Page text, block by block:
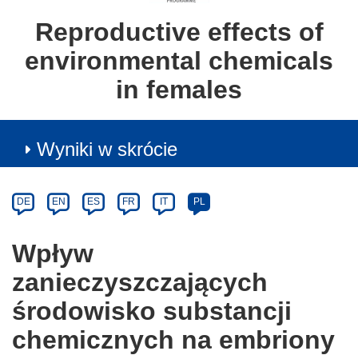
Reproductive effects of
environmental chemicals
in females
Wyniki w skrócie
Category
Article
available
the
following
languages:
DE EN ES FR IT PL
Wpływ
zanieczyszczających
środowisko substancji
chemicznych na embriony